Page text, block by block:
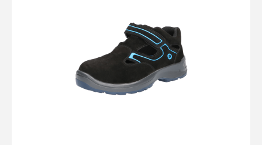
Piekrītu SIA Hards
lietošanas noteikumiem
Piekrītu saņemt
pastā